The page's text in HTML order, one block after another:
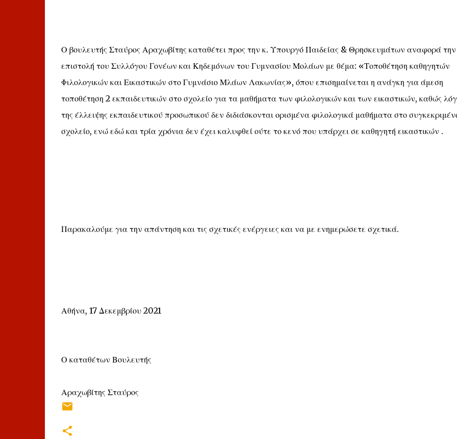
Ο βουλευτής Σταύρος Αραχωβίτης καταθέτει προς την κ. Υπουργό Παιδείας & Θρησκευμάτων αναφορά την
επιστολή του Συλλόγου Γονέων και Κηδεμόνων του Γυμνασίου Μολάων με θέμα: «Τοποθέτηση καθηγητών
Φιλολογικών και Εικαστικών στο Γυμνάσιο Μλάων Λακωνίας», όπου επισημαίνεται η ανάγκη για άμεση
τοποθέτηση 2 εκπαιδευτικών στο σχολείο για τα μαθήματα των φιλολογικών και των εικαστικών, καθώς
της έλλειψης εκπαιδευτικού προσωπικού δεν διδιάσκονται ορισμένα φιλολογικά μαθήματα στο
σχολείο, ενώ εδώ και τρία χρόνια δεν έχει καλυφθεί ούτε το κενό που υπάρχει σε καθηγητή εικαστικών .
Παρακαλούμε για την απάντηση και τις σχετικές ενέργειες και να με ενημερώσετε σχετικά.
Αθήνα, 17 Δεκεμβρίου 2021
Ο καταθέτων Βουλευτής
Αραχωβίτης Σταύρος